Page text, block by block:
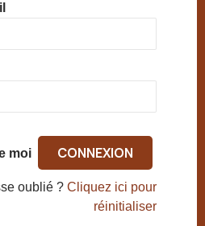
moi
oublié ?Cliquez ici pour
réinitialiser